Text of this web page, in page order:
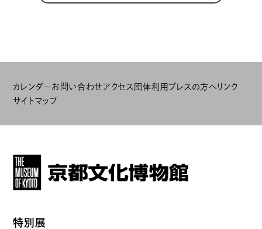
カレンダーお問い合わせアクセス 団体利用 プレスの方へリンク
サイトマップ
特別展